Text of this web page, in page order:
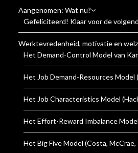
Aangenomen: Wat nu?
Gefeliciteerd! Klaar voor de
Werktevredenheid, motivatie en
Het Demand-Control Model van
Het Job Demand-Resources Model
Het Job Characteristics Model
Het Effort-Reward Imbalance
Het Big Five Model (Costa, McCrae,